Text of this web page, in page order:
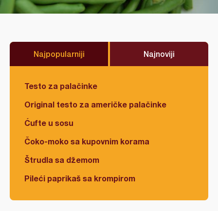
Najpopularniji Najnoviji
Testo za palačinke
Original testo za američke palačinke
Ćufte u sosu
Čoko-moko sa kupovnim korama
Štrudla sa džemom
Pileći paprikaš sa krompirom